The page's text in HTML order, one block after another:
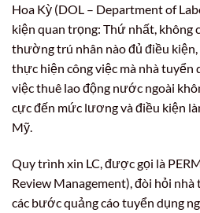
Hoa Kỳ (DOL – Department of
kiện quan trọng: Thứ nhất, không
thường trú nhân nào đủ điều kiện,
thực hiện công việc mà nhà tuyển
việc thuê lao động nước ngoài
cực đến mức lương và điều kiện
Mỹ.
Quy trình xin LC, được gọi là
Review Management), đòi hỏi
các bước quảng cáo tuyển dụng